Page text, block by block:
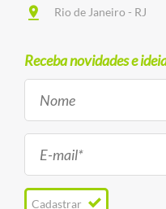
Rio de Janeiro - RJ
Receba novidades e
Cadastrar